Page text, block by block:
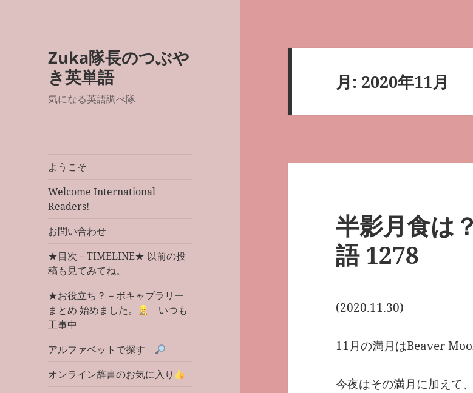
Zuka隊長のつぶや
き英単語
気になる英語調べ隊
ようこそ
Welcome International
Readers!
お問い合わせ
★目次－TIMELINE★ 以前の投
稿も見てみてね。
★お役立ち？－ボキャブラリー
まとめ 始めました。
いつも
工事中
アルファベットで探す
オンライン辞書のお気に入り
月: 2020年11月
半影月食は
語 1278
(2020.11.30)
11月の満月はBeaver
今夜はその満月に加えて、